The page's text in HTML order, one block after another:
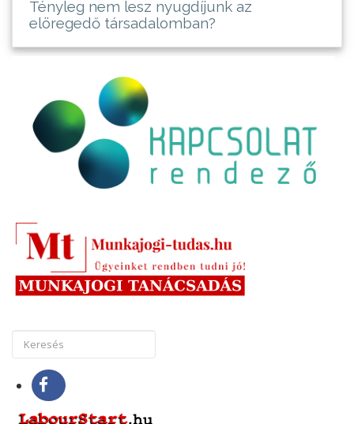
Tényleg nem lesz nyugdíjunk az
elöregedő társadalomban?